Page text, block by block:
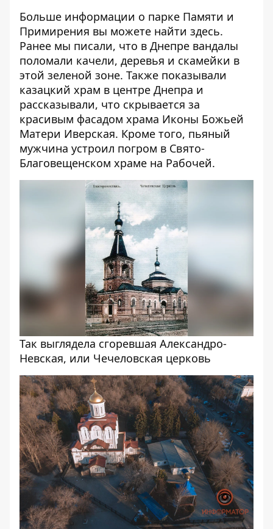
Больше информации о парке Памяти и
Примирения вы можете найти здесь.
Ранее мы писали, что в Днепре вандалы
поломали качели, деревья и скамейки в
этой зеленой зоне. Также показывали
казацкий храм в центре Днепра и
рассказывали, что скрывается за
красивым фасадом храма Иконы Божьей
Матери Иверская. Кроме того, пьяный
мужчина устроил погром в Свято-
Благовещенском храме на Рабочей.
Так выглядела сгоревшая Александро-
Невская, или Чечеловская церковь